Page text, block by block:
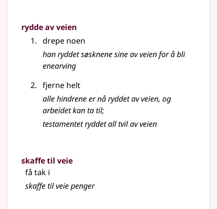
rydde av veien
drepe noen
han ryddet søsknene sine av veien for å bli
enearving
fjerne helt
alle hindrene er nå ryddet av veien, og
arbeidet kan ta til;
testamentet ryddet all tvil av veien
skaffe til veie
få tak i
skaffe til veie penger